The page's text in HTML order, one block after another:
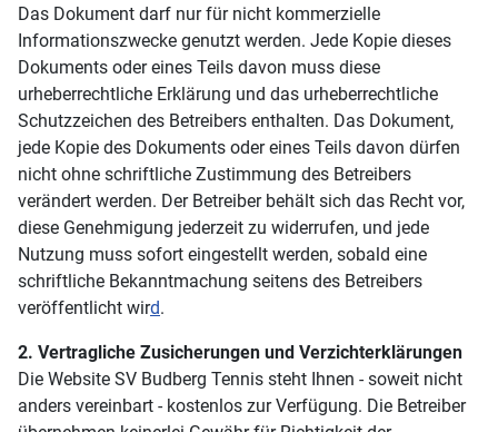
Das Dokument darf nur für nicht kommerzielle
Informationszwecke genutzt werden. Jede Kopie dieses
Dokuments oder eines Teils davon muss diese
urheberrechtliche Erklärung und das urheberrechtliche
Schutzzeichen des Betreibers enthalten. Das Dokument,
jede Kopie des Dokuments oder eines Teils davon dürfen
nicht ohne schriftliche Zustimmung des Betreibers
verändert werden. Der Betreiber behält sich das Recht vor,
diese Genehmigung jederzeit zu widerrufen, und jede
Nutzung muss sofort eingestellt werden, sobald eine
schriftliche Bekanntmachung seitens des Betreibers
veröffentlicht wird.
2. Vertragliche Zusicherungen und Verzichterklärungen
Die Website SV Budberg Tennis steht Ihnen - soweit nicht
anders vereinbart - kostenlos zur Verfügung. Die Betreiber